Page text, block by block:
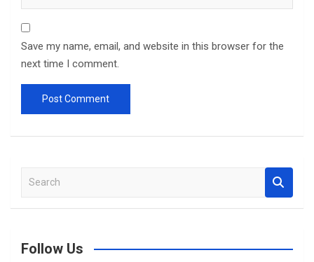
Save my name, email, and website in this browser for the
next time I comment.
a
c
Follow Us